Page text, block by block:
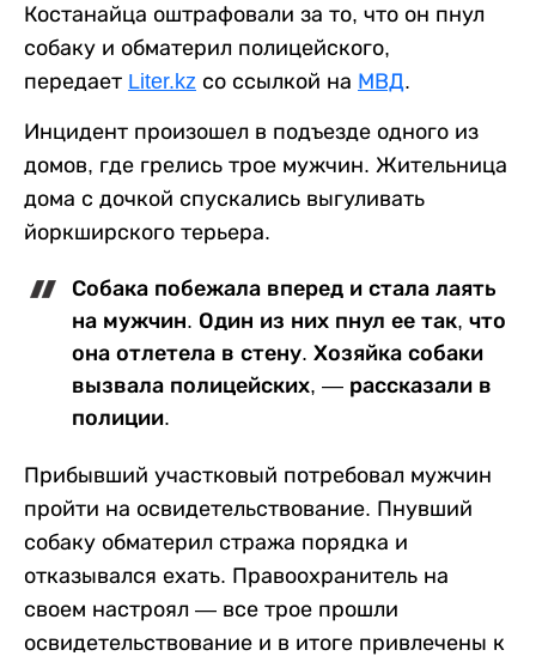
Костанайца оштрафовали за то, что он пнул
собаку и обматерил полицейского,
передает Liter.kz со ссылкой на МВД.
Инцидент произошел в подъезде одного из
домов, где грелись трое мужчин. Жительница
дома с дочкой спускались выгуливать
йоркширского терьера.
Собака побежала вперед и стала лаять
на мужчин. Один из них пнул ее так, что
она отлетела в стену. Хозяйка собаки
вызвала полицейских, — рассказали в
полиции.
Прибывший участковый потребовал мужчин
пройти на освидетельствование. Пнувший
собаку обматерил стража порядка и
отказывался ехать. Правоохранитель на
своем настроял — все трое прошли
освидетельствование и в итоге привлечены к